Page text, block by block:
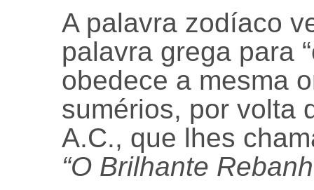
A palavra zodíaco
palavra grega para
obedece a mesma
sumérios, por volta
A.C., que lhes
“O Brilhante